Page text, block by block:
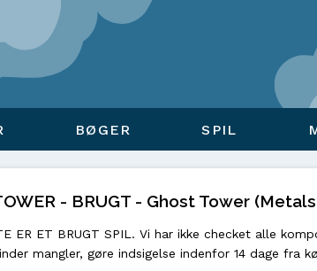
BØGER SPIL
- BRUGT - Ghost Tower
ER ET BRUGT SPIL. Vi har ikke checket alle
mangler, gøre indsigelse indenfor 14 dage fra